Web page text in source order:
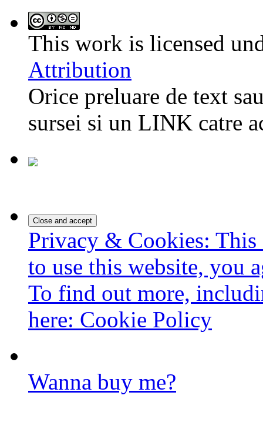
This work is licensed
Attribution
Orice preluare de text
sursei si un LINK catre
Privacy & Cookies:
to use this website, you
To find out more,
here: Cookie Policy
Wanna buy me?